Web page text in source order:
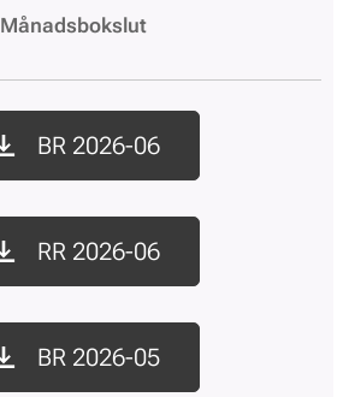
Månadsbokslut
BR 2026-06
RR 2026-06
BR 2026-05